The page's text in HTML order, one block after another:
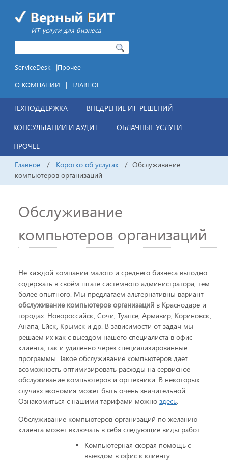
ИТ-услуги для бизнеса
ServiceDesk |Прочее
О КОМПАНИИ
| ГЛАВНОЕ
ТЕХПОДДЕРЖКА ВНЕДРЕНИЕ ИТ-РЕШЕНИЙ
КОНСУЛЬТАЦИИ И АУДИТ ОБЛАЧНЫЕ УСЛУГИ
ПРОЧЕЕ
Главное / Коротко об услугах / Обслуживание
компьютеров организаций
Обслуживание
компьютеров организаций
Не каждой компании малого и среднего бизнеса выгодно
содержать в своём штате системного администратора, тем
более опытного. Мы предлагаем альтернативны вариант -
обслуживание компьютеров организаций в Краснодаре и
городах: Новороссийск, Сочи, Туапсе, Армавир, Кориновск,
Анапа, Ейск, Крымск и др. В зависимости от задач мы
решаем их как с выездом нашего специалиста в офис
клиента, так и удаленно через специализированные
программы. Такое обслуживание компьютеров дает
возможность оптимизировать расходы на сервисное
обслуживание компьютеров и оргтехники. В некоторых
случаях экономия может быть очень значительной.
Ознакомиться с нашими тарифами можно здесь
Обслуживание компьютеров организаций по желанию
клиента может включать в себя следующие виды работ:
Компьютерная скорая помощь с
выездом в офис к клиенту